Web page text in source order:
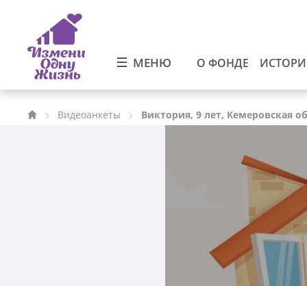
МЕНЮ О ФОНДЕ
Видеоанкеты Виктория, 9 лет, Кемеровская